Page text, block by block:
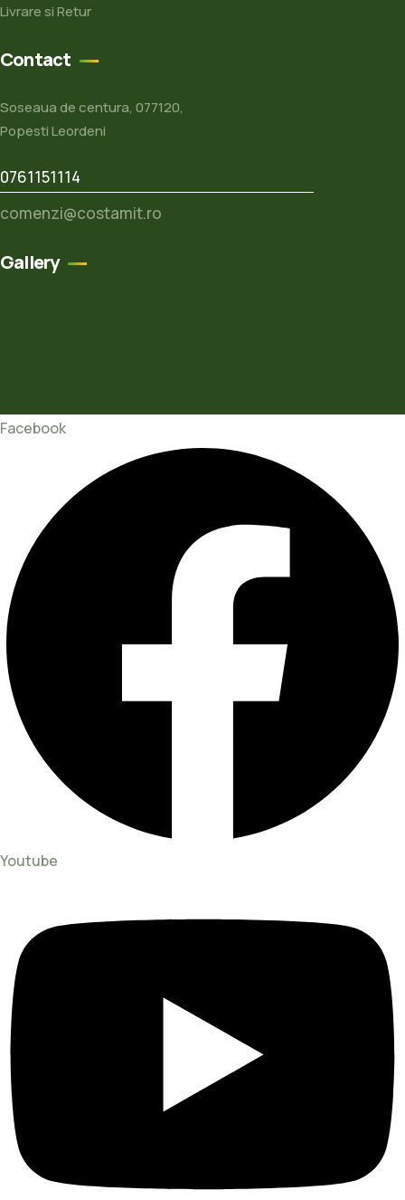
Livrare si Retur
Contact
Soseaua de centura, 077120,
Popesti Leordeni
0761151114
comenzi@costamit.ro
Gallery
Facebook
Youtube